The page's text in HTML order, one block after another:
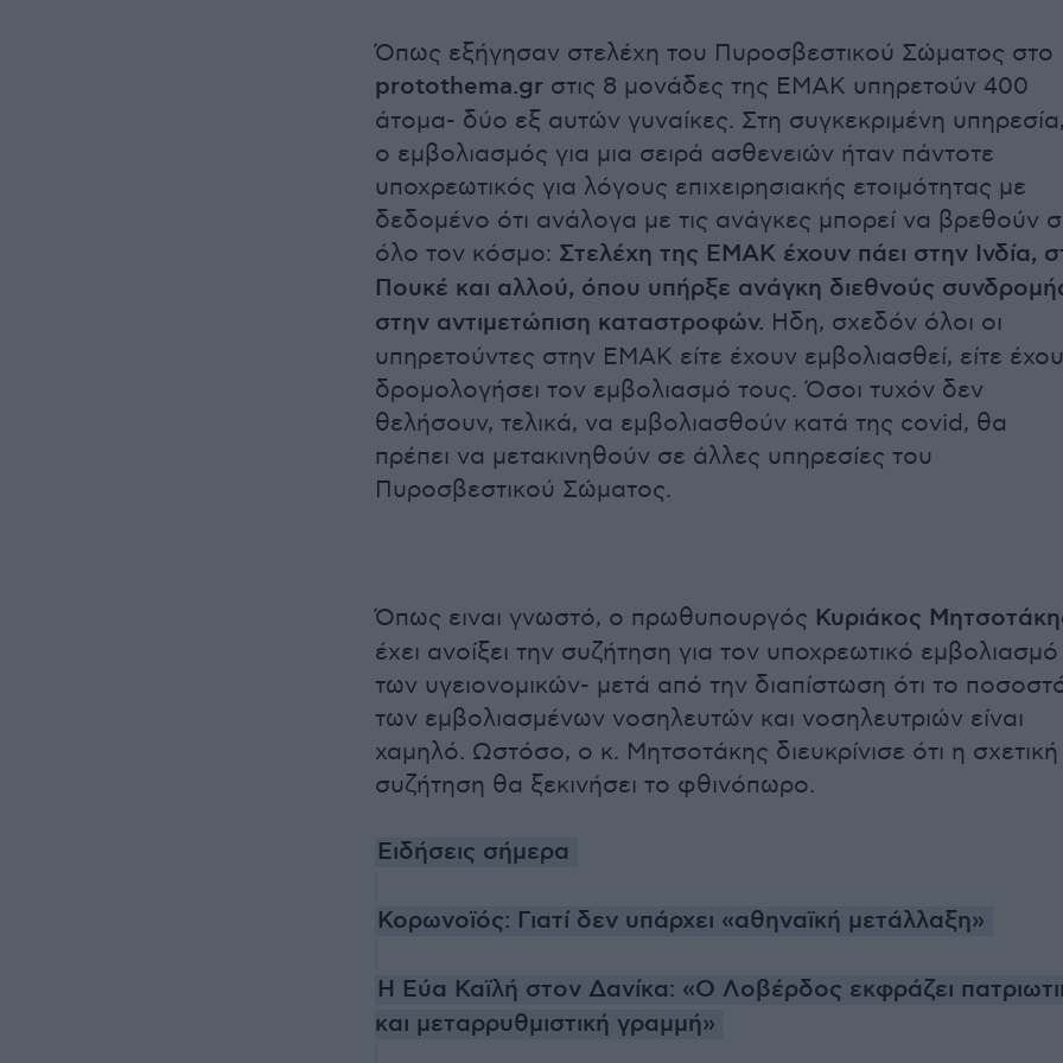
Όπως εξήγησαν στελέχη του Πυροσβεστικού Σώματος στο
protothema.gr στις 8 μονάδες της ΕΜΑΚ υπηρετούν 400
άτομα- δύο εξ αυτών γυναίκες. Στη συγκεκριμένη υπηρεσία,
ο εμβολιασμός για μια σειρά ασθενειών ήταν πάντοτε
υποχρεωτικός για λόγους επιχειρησιακής ετοιμότητας με
δεδομένο ότι ανάλογα με τις ανάγκες μπορεί να βρεθούν
όλο τον κόσμο: Στελέχη της ΕΜΑΚ έχουν πάει στην Ινδία,
Πουκέ και αλλού, όπου υπήρξε ανάγκη διεθνούς
στην αντιμετώπιση καταστροφών. Ηδη, σχεδόν όλοι οι
υπηρετούντες στην ΕΜΑΚ είτε έχουν εμβολιασθεί, είτε
δρομολογήσει τον εμβολιασμό τους. Όσοι τυχόν δεν
θελήσουν, τελικά, να εμβολιασθούν κατά της covid, θα
πρέπει να μετακινηθούν σε άλλες υπηρεσίες του
Πυροσβεστικού Σώματος.
Όπως ειναι γνωστό, ο πρωθυπουργός Κυριάκος
έχει ανοίξει την συζήτηση για τον υποχρεωτικό εμβολιασμό
των υγειονομικών- μετά από την διαπίστωση ότι το
των εμβολιασμένων νοσηλευτών και νοσηλευτριών είναι
χαμηλό. Ωστόσο, ο κ. Μητσοτάκης διευκρίνισε ότι η σχετική
συζήτηση θα ξεκινήσει το φθινόπωρο.
Ειδήσεις σήμερα
Κορωνοϊός: Γιατί δεν υπάρχει «αθηναϊκή μετάλλαξη»
Η Εύα Καϊλή στον Δανίκα: «Ο Λοβέρδος εκφράζει
και μεταρρυθμιστική γραμμή»